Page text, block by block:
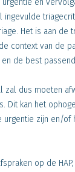
ingevulde
Het is aan de
context van de
de best
zal dus moeten
Dit kan het
urgentie zijn en/of
op de